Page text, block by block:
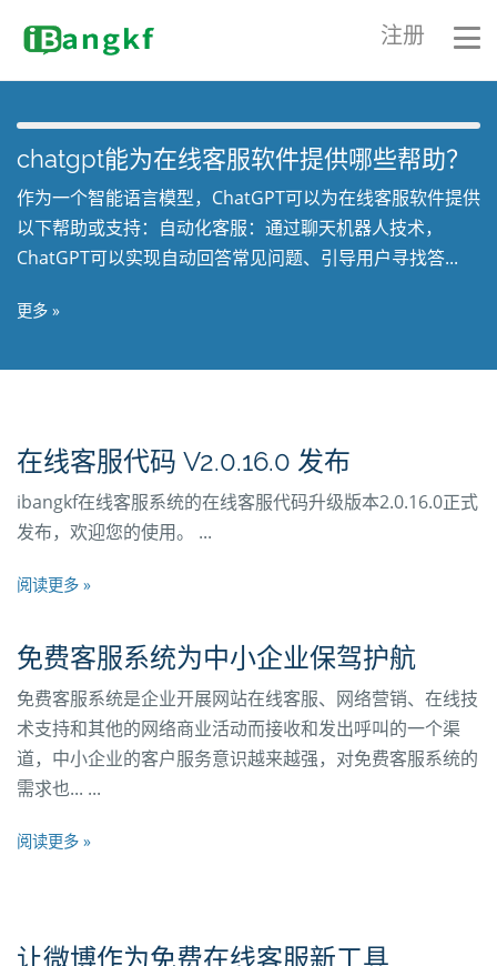
注册
chatgpt能为在线客服软件提供哪些帮助？
作为一个智能语言模型，ChatGPT可以为在线客服软件提供
以下帮助或支持：自动化客服：通过聊天机器人技术，
ChatGPT可以实现自动回答常见问题、引导用户寻找答...
更多 »
在线客服代码 V2.0.16.0 发布
ibangkf在线客服系统的在线客服代码升级版本2.0.16.0正式
发布，欢迎您的使用。 ...
阅读更多 »
免费客服系统为中小企业保驾护航
免费客服系统是企业开展网站在线客服、网络营销、在线技
术支持和其他的网络商业活动而接收和发出呼叫的一个渠
道，中小企业的客户服务意识越来越强，对免费客服系统的
需求也... ...
阅读更多 »
让微博作为免费在线客服新工具